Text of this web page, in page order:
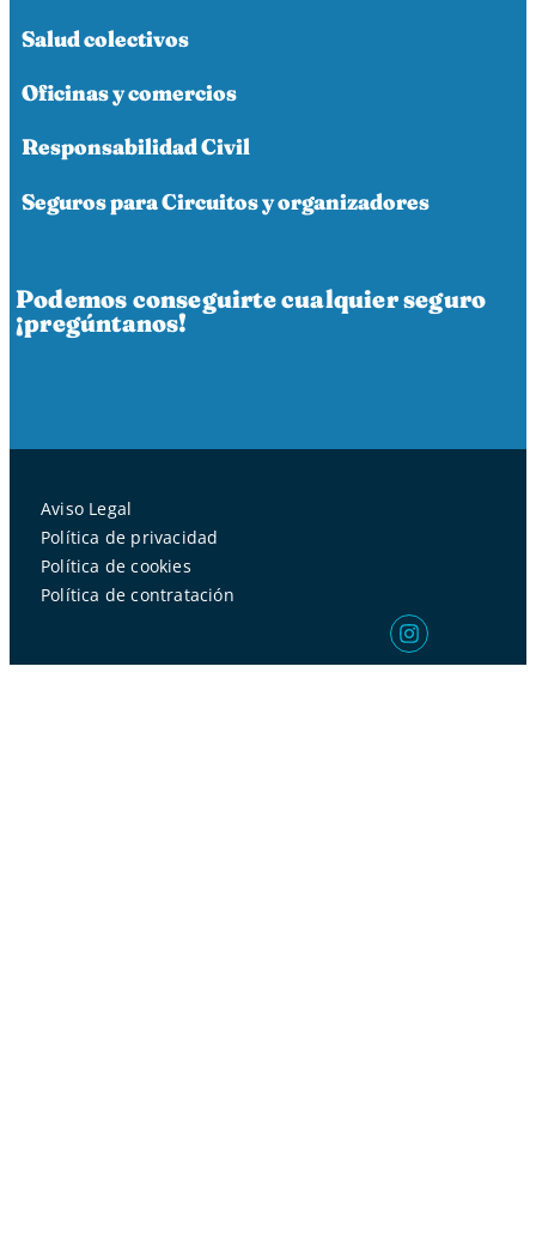
Salud colectivos
Oficinas y comercios
Responsabilidad Civil
Seguros para Circuitos y organizadores
Podemos conseguirte cualquier seguro
¡pregúntanos!
Aviso Legal
Política de privacidad
Política de cookies
Política de contratación